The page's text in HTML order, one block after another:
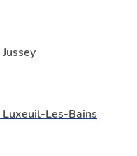
Jussey
Luxeuil-Les-Bains